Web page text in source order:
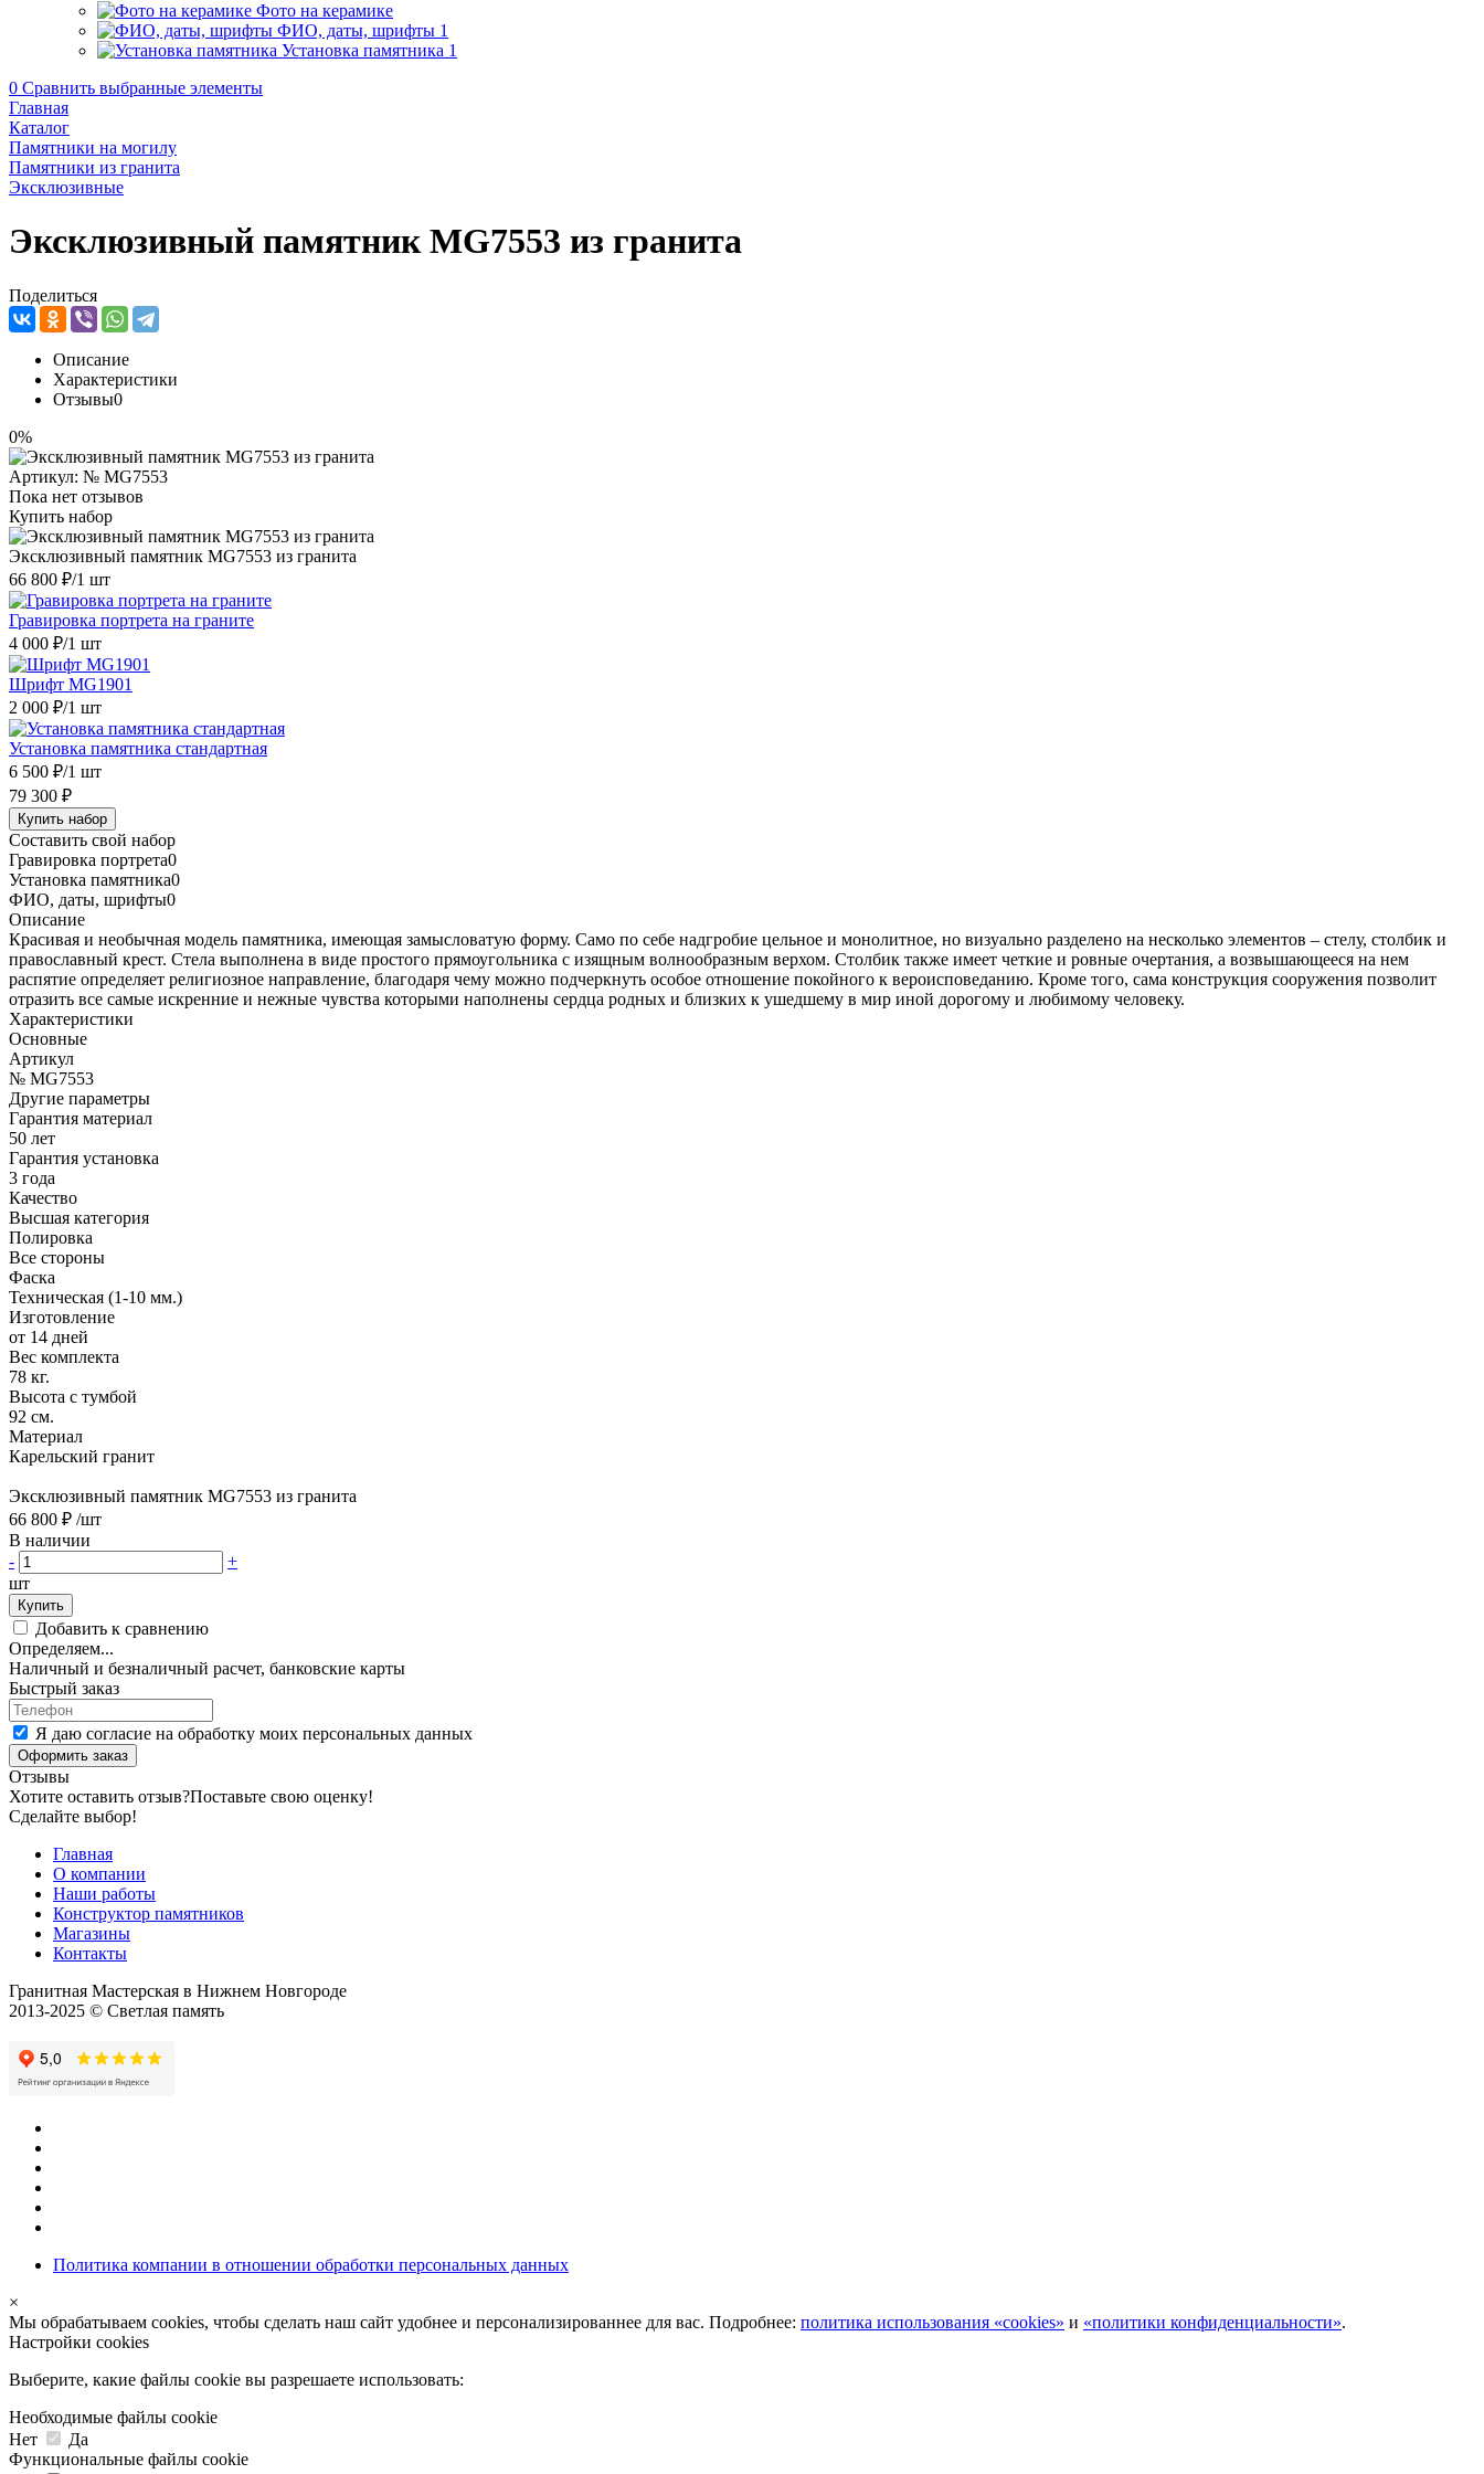
Фото на керамике
ФИО, даты, шрифты 1
Установка памятника 1
0 Сравнить выбранные элементы
Главная
Каталог
Памятники на могилу
Памятники из гранита
Эксклюзивные
Эксклюзивный памятник MG7553 из гранита
Поделиться
Описание
Характеристики
Отзывы0
0%
Артикул: № MG7553
Пока нет отзывов
Купить набор
Эксклюзивный памятник MG7553 из гранита
66 800 ₽/1 шт
Гравировка портрета на граните
4 000 ₽/1 шт
Шрифт MG1901
2 000 ₽/1 шт
Установка памятника стандартная
6 500 ₽/1 шт
79 300 ₽
Купить набор
Составить свой набор
Гравировка портрета0
Установка памятника0
ФИО, даты, шрифты0
Описание
Красивая и необычная модель памятника, имеющая замысловатую форму. Само по себе надгробие цельное и монолитное, но визуально разделено на несколько элементов – стелу, столбик и
православный крест. Стела выполнена в виде простого прямоугольника с изящным волнообразным верхом. Столбик также имеет четкие и ровные очертания, а возвышающееся на нем
распятие определяет религиозное направление, благодаря чему можно подчеркнуть особое отношение покойного к вероисповеданию. Кроме того, сама конструкция сооружения позволит
отразить все самые искренние и нежные чувства которыми наполнены сердца родных и близких к ушедшему в мир иной дорогому и любимому человеку.
Характеристики
Основные
Артикул
№ MG7553
Другие параметры
Гарантия материал
50 лет
Гарантия установка
3 года
Качество
Высшая категория
Полировка
Все стороны
Фаска
Техническая (1-10 мм.)
Изготовление
от 14 дней
Вес комплекта
78 кг.
Высота с тумбой
92 см.
Материал
Карельский гранит
Эксклюзивный памятник MG7553 из гранита
66 800 ₽ /шт
В наличии
-
+
шт
Купить
Добавить к сравнению
Определяем...
Наличный и безналичный расчет, банковские карты
Быстрый заказ
Я даю согласие на обработку моих персональных данных
Оформить заказ
Отзывы
Хотите оставить отзыв?Поставьте свою оценку!
Сделайте выбор!
Главная
О компании
Наши работы
Конструктор памятников
Магазины
Контакты
Гранитная Мастерская в Нижнем Новгороде
2013-2025 © Светлая память
Политика компании в отношении обработки персональных данных
×
Мы обрабатываем cookies, чтобы сделать наш сайт удобнее и персонализированнее для вас. Подробнее: политика использования «cookies» и «политики конфиденциальности».
Настройки cookies
Выберите, какие файлы cookie вы разрешаете использовать:
Необходимые файлы cookie
Нет
Да
Функциональные файлы cookie